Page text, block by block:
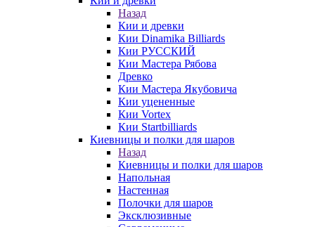
Назад
Кии и древки
Кии Dinamika Billiards
Кии РУССКИЙ
Кии Мастера Рябова
Древко
Кии Мастера Якубовича
Кии уцененные
Кии Vortex
Кии Startbilliards
Киевницы и полки для шаров
Назад
Киевницы и полки для шаров
Напольная
Настенная
Полочки для шаров
Эксклюзивные